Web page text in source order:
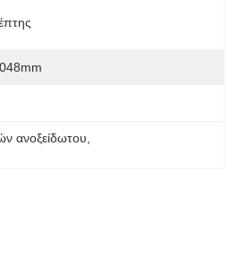
ανοξείδωτου